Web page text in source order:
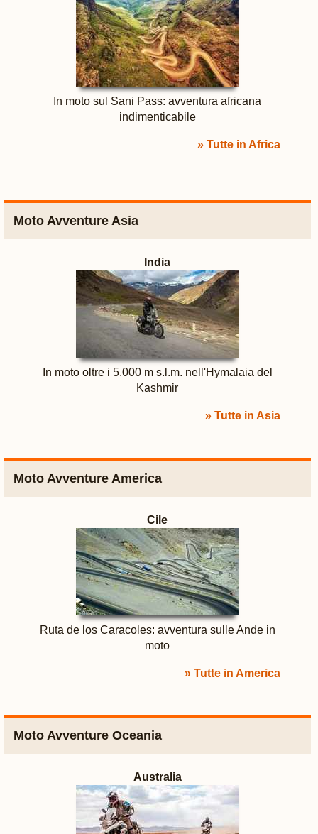
In moto sul Sani Pass: avventura africana
indimenticabile
» Tutte in Africa
Moto Avventure Asia
India
In moto oltre i 5.000 m s.l.m. nell'Hymalaia del
Kashmir
» Tutte in Asia
Moto Avventure America
Cile
Ruta de los Caracoles: avventura sulle Ande in
moto
» Tutte in America
Moto Avventure Oceania
Australia